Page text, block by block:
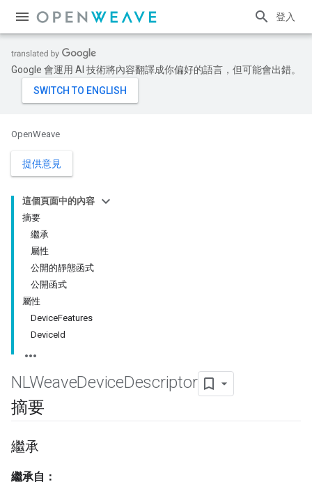
登入
Google 會運用 AI 技術將內容翻譯成你偏好的語言，但可能會出錯。
OpenWeave
提供意見
這個頁面中的內容
摘要
繼承
屬性
公開的靜態函式
公開函式
屬性
DeviceFeatures
DeviceId
NLWeaveDeviceDescriptor
摘要
繼承
繼承自：